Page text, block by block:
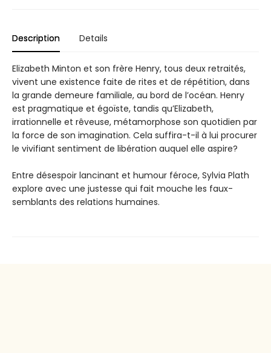
Description Details
Elizabeth Minton et son frère Henry, tous deux retraités,
vivent une existence faite de rites et de répétition, dans
la grande demeure familiale, au bord de l’océan. Henry
est pragmatique et égoïste, tandis qu’Elizabeth,
irrationnelle et rêveuse, métamorphose son quotidien par
la force de son imagination. Cela suffira-t-il à lui procurer
le vivifiant sentiment de libération auquel elle aspire?
Entre désespoir lancinant et humour féroce, Sylvia Plath
explore avec une justesse qui fait mouche les faux-
semblants des relations humaines.